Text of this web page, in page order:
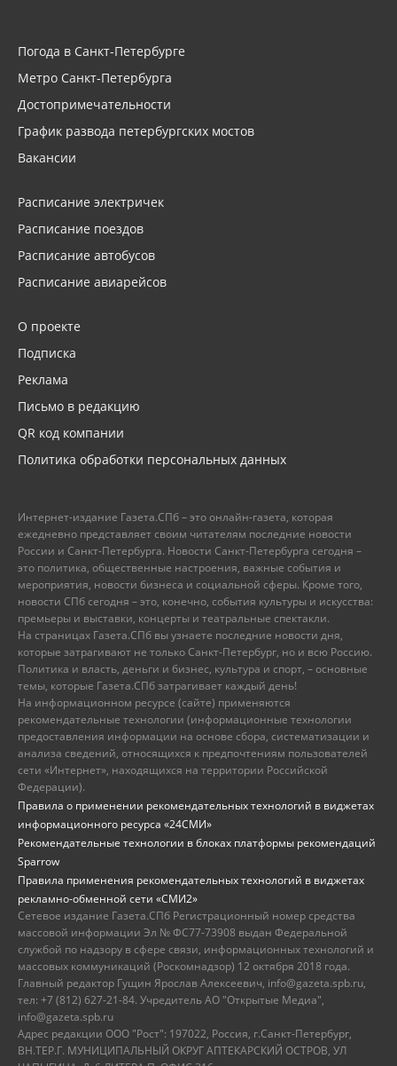
Погода в Санкт-Петербурге
Метро Санкт-Петербурга
Достопримечательности
График развода петербургских мостов
Вакансии
Расписание электричек
Расписание поездов
Расписание автобусов
Расписание авиарейсов
О проекте
Подписка
Реклама
Письмо в редакцию
QR код компании
Политика обработки персональных данных
Интернет-издание Газета.СПб – это онлайн-газета, которая
ежедневно представляет своим читателям последние новости
России и Санкт-Петербурга. Новости Санкт-Петербурга сегодня –
это политика, общественные настроения, важные события и
мероприятия, новости бизнеса и социальной сферы. Кроме того,
новости СПб сегодня – это, конечно, события культуры и искусства:
премьеры и выставки, концерты и театральные спектакли.
На страницах Газета.СПб вы узнаете последние новости дня,
которые затрагивают не только Санкт-Петербург, но и всю Россию.
Политика и власть, деньги и бизнес, культура и спорт, – основные
темы, которые Газета.СПб затрагивает каждый день!
На информационном ресурсе (сайте) применяются
рекомендательные технологии (информационные технологии
предоставления информации на основе сбора, систематизации и
анализа сведений, относящихся к предпочтениям пользователей
сети «Интернет», находящихся на территории Российской
Федерации).
Правила о применении рекомендательных технологий в виджетах
информационного ресурса «24СМИ»
Рекомендательные технологии в блоках платформы рекомендаций
Sparrow
Правила применения рекомендательных технологий в виджетах
рекламно-обменной сети «СМИ2»
Сетевое издание Газета.СПб Регистрационный номер средства
массовой информации Эл № ФС77-73908 выдан Федеральной
службой по надзору в сфере связи, информационных технологий и
массовых коммуникаций (Роскомнадзор) 12 октября 2018 года.
Главный редактор Гущин Ярослав Алексеевич, info@gazeta.spb.ru,
тел: +7 (812) 627-21-84. Учредитель АО "Открытые Медиа",
info@gazeta.spb.ru
Адрес редакции ООО "Рост": 197022, Россия, г.Санкт-Петербург,
ВН.ТЕР.Г. МУНИЦИПАЛЬНЫЙ ОКРУГ АПТЕКАРСКИЙ ОСТРОВ, УЛ